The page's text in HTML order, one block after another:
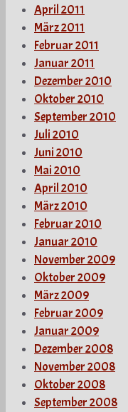
April 2011
März 2011
Februar 2011
Januar 2011
Dezember 2010
Oktober 2010
September 2010
Juli 2010
Juni 2010
Mai 2010
April 2010
März 2010
Februar 2010
Januar 2010
November 2009
Oktober 2009
März 2009
Februar 2009
Januar 2009
Dezember 2008
November 2008
Oktober 2008
September 2008